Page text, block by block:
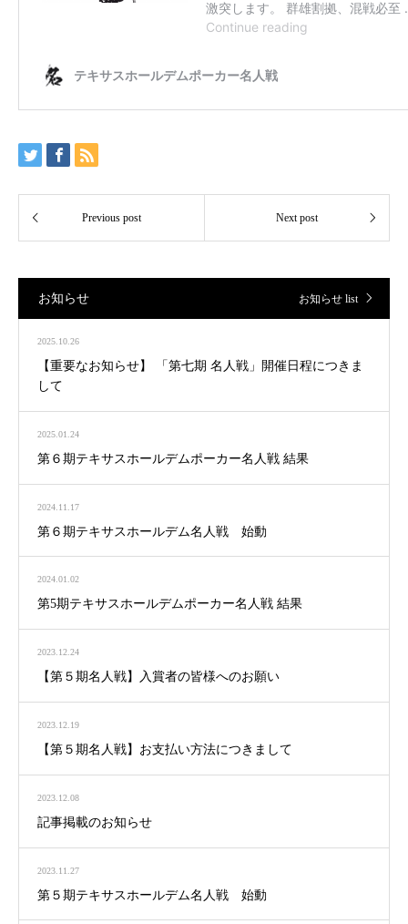
お知らせ お知らせ list
2025.10.26
【重要なお知らせ】 「第七期 名人戦」開催日程につきま
して
2025.01.24
第６期テキサスホールデムポーカー名人戦 結果
2024.11.17
第６期テキサスホールデム名人戦 始動
2024.01.02
第5期テキサスホールデムポーカー名人戦 結果
2023.12.24
【第５期名人戦】入賞者の皆様へのお願い
2023.12.19
【第５期名人戦】お支払い方法につきまして
2023.12.08
記事掲載のお知らせ
2023.11.27
第５期テキサスホールデム名人戦 始動